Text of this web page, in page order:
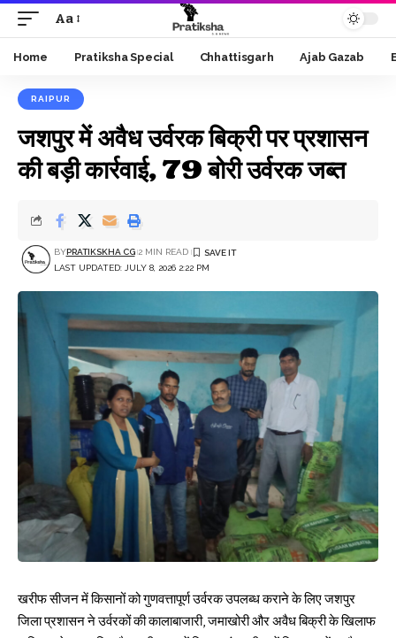
Font
Resizer
Aa
Home Pratiksha Special Chhattisgarh Ajab Gazab
RAIPUR
जशपुर में अवैध उर्वरक बिक्री पर प्रशासन
की बड़ी कार्रवाई, 79 बोरी उर्वरक जब्त
LAST UPDATED: JULY 8, 2026 2:22 PM
BYPRATIKSKHA CG 2 MIN READ
खरीफ सीजन में किसानों को गुणवत्तापूर्ण उर्वरक उपलब्ध कराने के लिए जशपुर
जिला प्रशासन ने उर्वरकों की कालाबाजारी, जमाखोरी और अवैध बिक्री के खिलाफ